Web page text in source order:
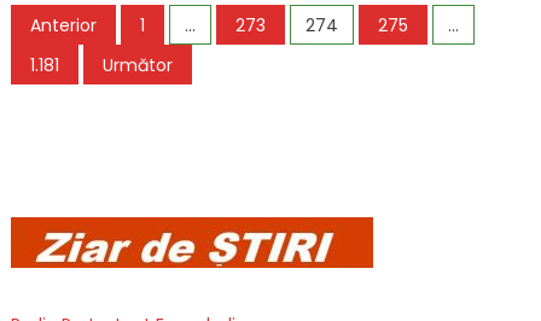
Paginație
articole
Anterior 1 … 273 274 275
…
1.181
Următor